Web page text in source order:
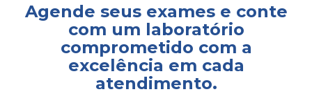
Agende seus exames e conte
com um laboratório
comprometido com a
excelência em cada
atendimento.